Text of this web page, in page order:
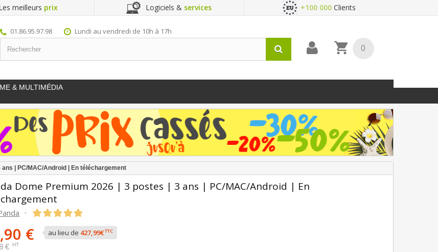
meilleurs prix Logiciels & services +100 000Clients
01.86.95.97.98 Lundi au vendredi de 10h à 17h
0
& MULTIMÉDIA
| PC/MAC/Android | En téléchargement
Dome Premium 2026 | 3 postes | 3 ans | PC/MAC/Android | En
-
€ au lieu de 427,99€TTC
€ HT